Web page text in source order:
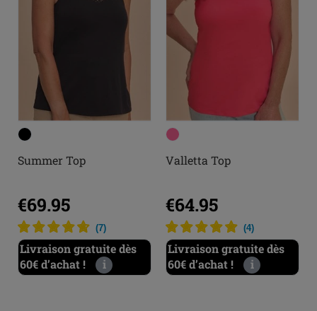
Summer Top
€69.95
(7)
Livraison gratuite dès
60€ d’achat !
i
Valletta Top
€64.95
(4)
Livraison gratuite dès
60€ d’achat !
i